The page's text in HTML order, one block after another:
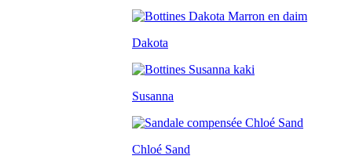
Dakota
Susanna
Chloé Sand